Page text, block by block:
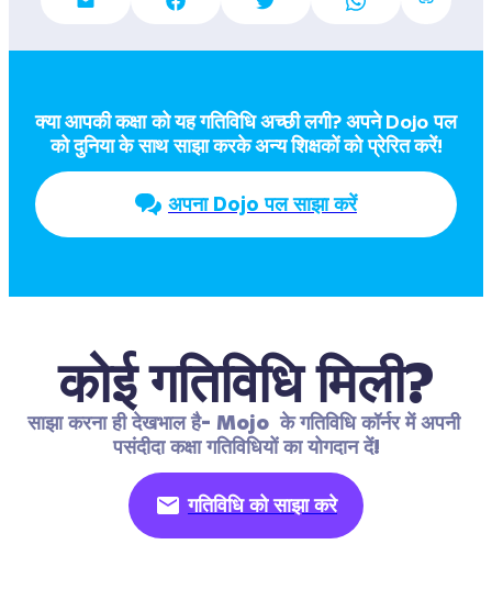
क्या आपकी कक्षा को यह गतिविधि अच्छी लगी? अपने Dojo पल
को दुनिया के साथ साझा करके अन्य शिक्षकों को प्रेरित करें!
अपना Dojo पल साझा करें
कोई गतिविधि मिली?
साझा करना ही देखभाल है- Mojo  के गतिविधि कॉर्नर में अपनी
पसंदीदा कक्षा गतिविधियों का योगदान दें!
गतिविधि को साझा करे